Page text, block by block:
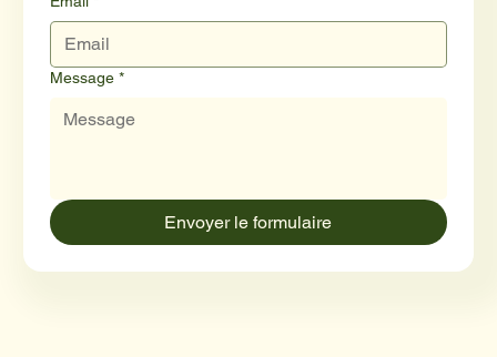
Message *
Envoyer le formulaire